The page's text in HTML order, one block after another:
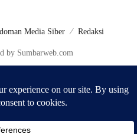
Media Siber Redaksi
by Sumbarweb.com